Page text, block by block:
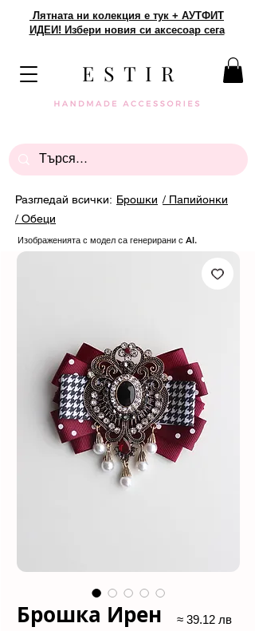
Лятната ни колекция е тук + АУТФИТ
ИДЕИ! Избери новия си аксесоар сега
E S T I R
Разгледай всички: Брошки / Папийонки
/ Обеци
Изображенията с модел са генерирани с AI.
Брошка Ирен ≈ 39.12 лв